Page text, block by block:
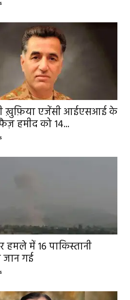
ख़ुफ़िया एजेंसी आईएसआई के
हमीद को 14...
में 16 पाकिस्तानी
जान गई